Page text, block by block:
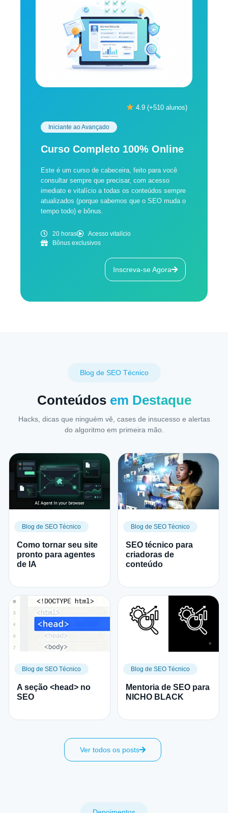
4.9 (+510 alunos)
Iniciante ao Avançado
Curso Completo 100% Online
Este é um curso de cabeceira, feito para você
consultar sempre que precisar, com acesso
imediato e vitalício a todas os conteúdos sempre
atualizados (porque sabemos que o SEO muda o
tempo todo) e bônus.
20 horas
Acesso vitalício
Bônus exclusivos
Inscreva-se Agora
Blog de SEO Técnico
Conteúdos em Destaque
Hacks, dicas que ninguém vê, cases de insucesso e alertas
do algoritmo em primeira mão.
Blog de SEO Técnico
Como tornar seu site
pronto para agentes
de IA
Blog de SEO Técnico
SEO técnico para
criadoras de
conteúdo
Blog de SEO Técnico
A seção <head> no
SEO
Blog de SEO Técnico
Mentoria de SEO para
NICHO BLACK
Ver todos os posts